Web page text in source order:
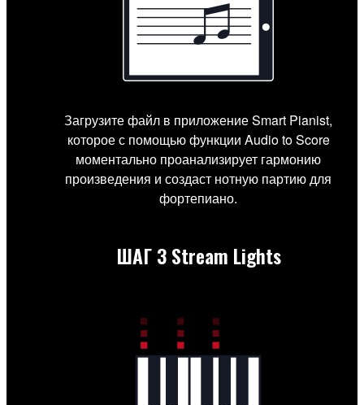
Загрузите файл в приложение Smart Pianist,
которое с помощью функции Audio to Score
моментально проанализирует гармонию
произведения и создаст нотную партию для
фортепиано.
ШАГ 3Stream Lights